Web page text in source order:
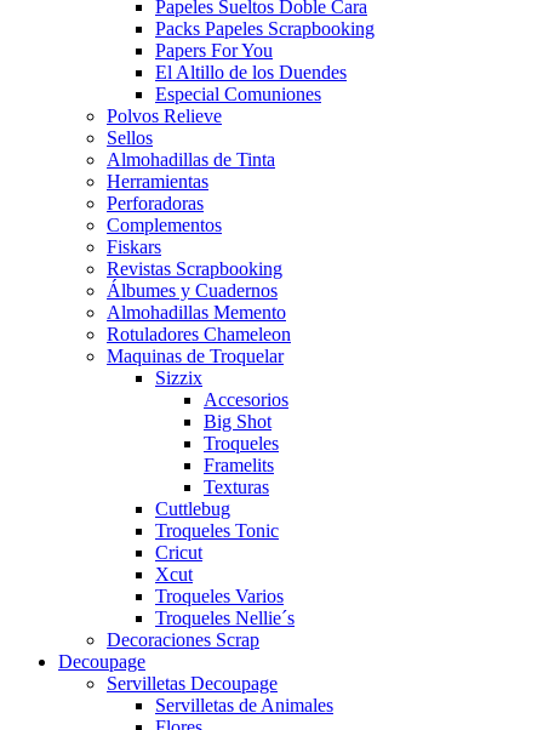
Papeles Sueltos Doble Cara
Packs Papeles Scrapbooking
Papers For You
El Altillo de los Duendes
Especial Comuniones
Polvos Relieve
Sellos
Almohadillas de Tinta
Herramientas
Perforadoras
Complementos
Fiskars
Revistas Scrapbooking
Álbumes y Cuadernos
Almohadillas Memento
Rotuladores Chameleon
Maquinas de Troquelar
Sizzix
Accesorios
Big Shot
Troqueles
Framelits
Texturas
Cuttlebug
Troqueles Tonic
Cricut
Xcut
Troqueles Varios
Troqueles Nellie´s
Decoraciones Scrap
Decoupage
Servilletas Decoupage
Servilletas de Animales